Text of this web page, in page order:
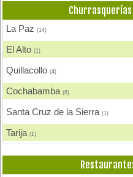
Fondue
Heladerías, Helados
Pastelerías y Confiterías
La Paz(14)
El Alto(1)
Quillacollo(4)
Cochabamba(8)
Santa Cruz de la Sierra(1)
Tarija(1)
Sucre(2)